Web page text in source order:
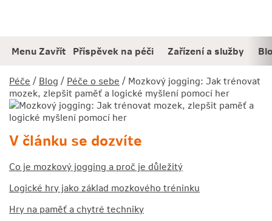
MenuZavřít Příspěvek na péči Zařízení a služby
Péče / Blog / Péče o sebe / Mozkový jogging: Jak trénovat
mozek, zlepšit paměť a logické myšlení pomocí her
V článku se dozvíte
Co je mozkový jogging a proč je důležitý
Logické hry jako základ mozkového tréninku
Hry na paměť a chytré techniky